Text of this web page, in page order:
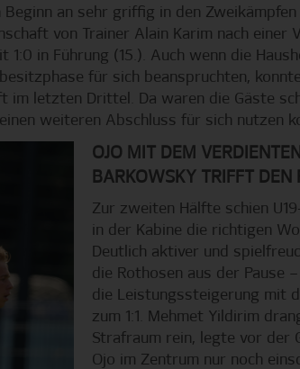
an sehr griffig in den
von Trainer Alain Karim nach einer
in Führung (15.). Auch wenn die
für sich beanspruchten,
im letzten Drittel. Da waren die Gäste
weiteren Abschluss für sich nutzen
OJO MIT DEM
BARKOWSKY TRIFFT DEN
Zur zweiten Hälfte schien
in der Kabine die richtigen
Deutlich aktiver und
die Rothosen aus der Pause
die Leistungssteigerung mit
zum 1:1. Mehmet Yildirim
Strafraum rein, legte vor der
Ojo im Zentrum nur noch